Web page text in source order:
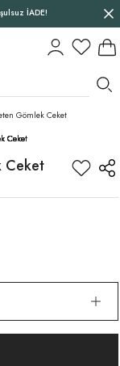
İADE!
Gömlek Ceket
Ceket